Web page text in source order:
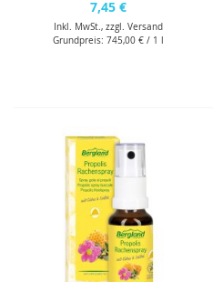
7,45 €
Inkl. MwSt., zzgl.Versand
Grundpreis: 745,00 € / 1 l